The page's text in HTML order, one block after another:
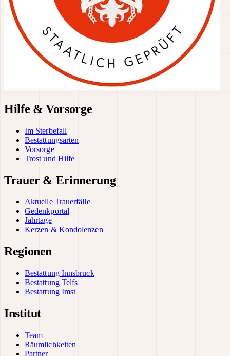
Hilfe & Vorsorge
Im Sterbefall
Bestattungsarten
Vorsorge
Trost und Hilfe
Trauer & Erinnerung
Aktuelle Trauerfälle
Gedenkportal
Jahrtage
Kerzen & Kondolenzen
Regionen
Bestattung Innsbruck
Bestattung Telfs
Bestattung Imst
Institut
Team
Räumlichkeiten
Partner